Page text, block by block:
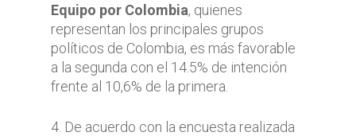
Equipo por Colombia, quienes
representan los principales grupos
políticos de Colombia, es más favorable
a la segunda con el 14.5% de intención
frente al 10,6% de la primera.
4. De acuerdo con la encuesta realizada